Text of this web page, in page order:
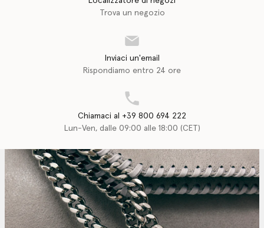
Trova un negozio
Inviaci un'email
Rispondiamo entro 24 ore
Chiamaci al +39 800 694 222
Lun-Ven, dalle 09:00 alle 18:00 (CET)